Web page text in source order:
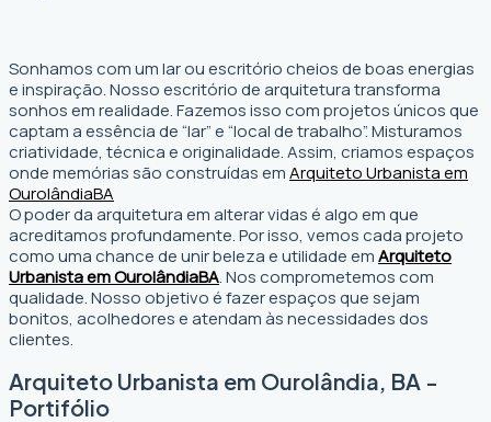
Sonhamos com um lar ou escritório cheios de boas energias
e inspiração. Nosso escritório de arquitetura transforma
sonhos em realidade. Fazemos isso com projetos únicos que
captam a essência de “lar” e “local de trabalho”. Misturamos
criatividade, técnica e originalidade. Assim, criamos espaços
onde memórias são construídas emArquiteto Urbanista em
OurolândiaBA
O poder da arquitetura em alterar vidas é algo em que
acreditamos profundamente. Por isso, vemos cada projeto
como uma chance de unir beleza e utilidade emArquiteto
Urbanista em OurolândiaBA. Nos comprometemos com
qualidade. Nosso objetivo é fazer espaços que sejam
bonitos, acolhedores e atendam às necessidades dos
clientes.
Arquiteto Urbanista em Ourolândia, BA -
Portifólio